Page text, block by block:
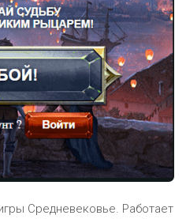
Средневековье. Работает